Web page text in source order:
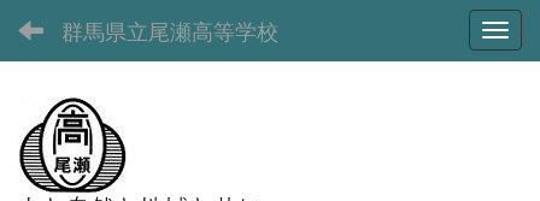
群馬県立尾瀬高等学校